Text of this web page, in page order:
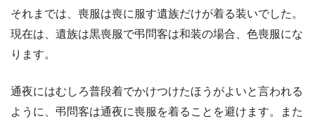
それまでは、喪服は喪に服す遺族だけが着る装いでした。
現在は、遺族は黒喪服で弔問客は和装の場合、色喪服にな
ります。
通夜にはむしろ普段着でかけつけたほうがよいと言われる
ように、弔問客は通夜に喪服を着ることを避けます。また